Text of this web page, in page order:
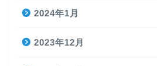
2024年1月
2023年12月